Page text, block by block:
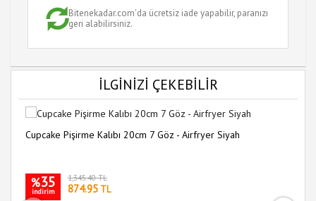
Bitenekadar.com'da ücretsiz iade yapabilir, paranızı
geri alabilirsiniz.
İLGİNİZİ ÇEKEBİLİR
Cupcake Pişirme Kalıbı 20cm 7 Göz - Airfryer Siyah
%35
indirim
1,345.40 TL
874.95 TL